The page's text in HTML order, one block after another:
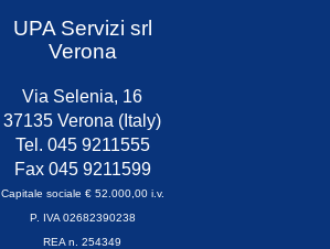
UPA Servizi srl
Verona
Via Selenia, 16
37135 Verona (Italy)
Tel. 045 9211555
Fax 045 9211599
Capitale sociale € 52.000,00 i.v.
P. IVA 02682390238
REA n. 254349